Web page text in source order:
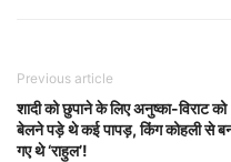
Previous article
शादी को छुपाने के लिए अनुष्का-विराट को
बेलने पड़े थे कई पापड़, किंग कोहली से
गए थे ‘राहुल’!